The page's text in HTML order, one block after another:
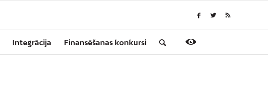
Integrācija Finansēšanas konkursi